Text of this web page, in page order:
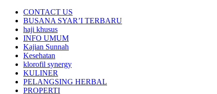
CONTACT US
BUSANA SYAR’I TERBARU
haji khusus
INFO UMUM
Kajian Sunnah
Kesehatan
klorofil synergy
KULINER
PELANGSING HERBAL
PROPERTI